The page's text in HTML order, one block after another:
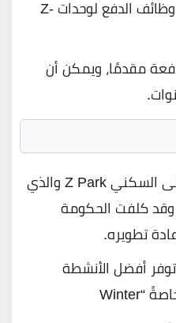
مع العلم أن Aura توفر وظائف الدفع لوحدات Z-
من الدفعة مقدمًا، ويمكن أن
يقع الكمبوند حول المبنى السكني Z Park والذي
65 فدان وقد كلفت الحكومة
وقد حدث هذا لأن Aura توفر أفضل الأنشطة
الترفيهية والرياضية، وخاصةً “Winter